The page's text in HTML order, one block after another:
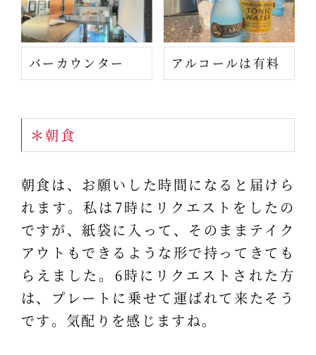
バーカウンター アルコールは有料
＊朝食
朝食は、お願いした時間になると届けら
れます。私は7時にリクエストをしたの
ですが、紙袋に入って、そのままテイク
アウトもできるような形で持ってきても
らえました。6時にリクエストされた方
は、プレートに乗せて運ばれて来たそう
です。気配りを感じますね。